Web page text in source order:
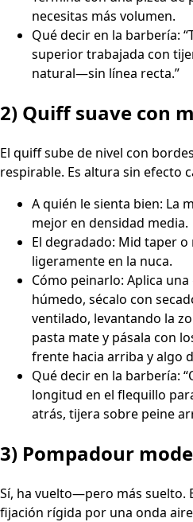
necesitas más volumen.
Qué decir en la barbería:
superior trabajada con
natural—sin línea recta.”
2) Quiff suave con
El quiff sube de nivel con
respirable. Es altura sin efecto
A quién le sienta bien: La
mejor en densidad media.
El degradado: Mid taper o
ligeramente en la nuca.
Cómo peinarlo: Aplica
húmedo, sécalo con
ventilado, levantando la
pasta mate y pásala con
frente hacia arriba y algo
Qué decir en la barbería:
longitud en el flequillo
atrás, tijera sobre peine
3) Pompadour
Sí, ha vuelto—pero más suelto.
fijación rígida por una onda